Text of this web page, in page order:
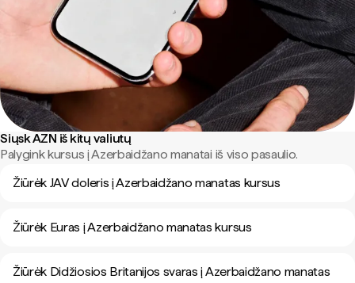
Siųsk AZN iš kitų valiutų
Palygink kursus į Azerbaidžano manatai iš viso pasaulio.
Žiūrėk JAV doleris į Azerbaidžano manatas kursus
Žiūrėk Euras į Azerbaidžano manatas kursus
Žiūrėk Didžiosios Britanijos svaras į Azerbaidžano manatas